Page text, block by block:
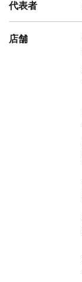
代表者
店舗